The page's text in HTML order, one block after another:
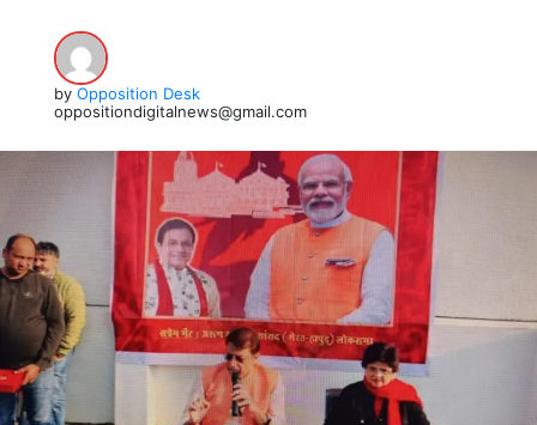
by Opposition Desk
oppositiondigitalnews@gmail.com